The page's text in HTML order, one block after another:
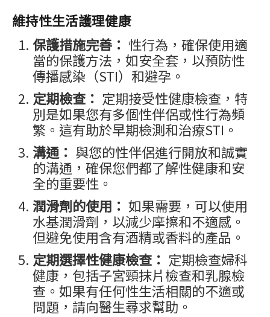
維持性生活護理健康
保護措施完善： 性行為，確保使用適
當的保護方法，如安全套，以預防性
傳播感染（STI）和避孕。
定期檢查： 定期接受性健康檢查，特
別是如果您有多個性伴侶或性行為頻
繁。這有助於早期檢測和治療STI。
溝通： 與您的性伴侶進行開放和誠實
的溝通，確保您們都了解性健康和安
全的重要性。
潤滑劑的使用： 如果需要，可以使用
水基潤滑劑，以減少摩擦和不適感。
但避免使用含有酒精或香料的產品。
定期選擇性健康檢查： 定期檢查婦科
健康，包括子宮頸抹片檢查和乳腺檢
查。如果有任何性生活相關的不適或
問題，請向醫生尋求幫助。